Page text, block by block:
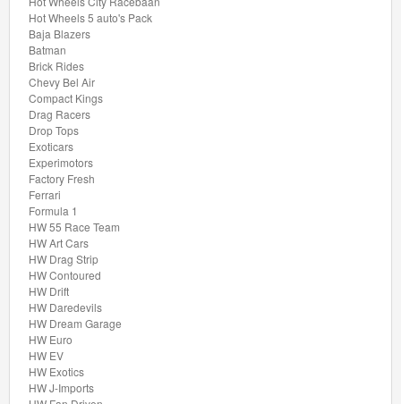
City
Racebaan
Hot
Wheels
5
auto's
Pack
Baja
Blazers
Batman
Brick
Rides
Chevy
Hot Wheels 5 auto's Pack
Baja Blazers
Batman
Brick Rides
Chevy Bel Air
Compact Kings
Drag Racers
Drop Tops
Exoticars
Experimotors
Factory Fresh
Ferrari
Formula 1
HW 55 Race Team
HW Art Cars
HW Drag Strip
HW Contoured
HW Drift
HW Daredevils
HW Dream Garage
HW Euro
HW EV
HW Exotics
HW J-Imports